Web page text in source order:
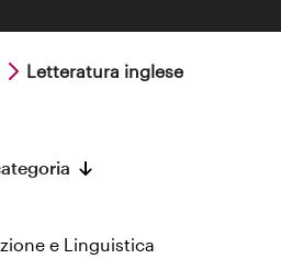
Letteratura inglese
e Linguistica